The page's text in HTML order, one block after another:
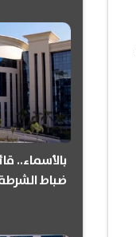
بالأسماء..
ضباط الشرطة لعام